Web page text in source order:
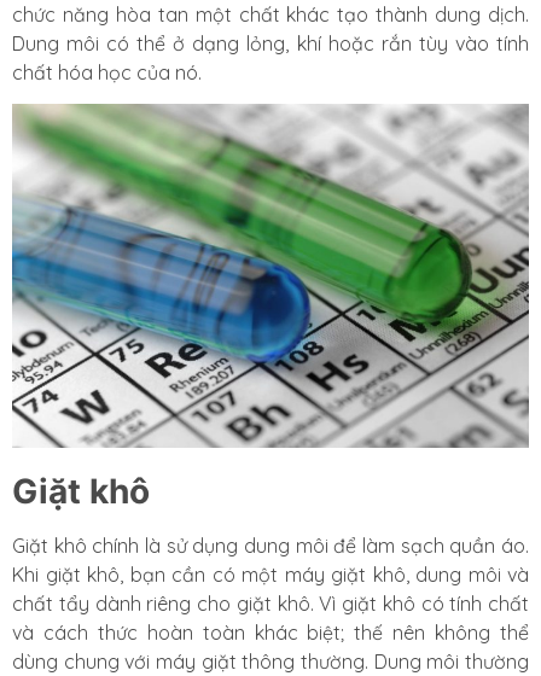
chức năng hòa tan một chất khác tạo thành dung dịch.
Dung môi có thể ở dạng lỏng, khí hoặc rắn tùy vào tính
chất hóa học của nó.
Giặt khô
Giặt khô chính là sử dụng dung môi để làm sạch quần áo.
Khi giặt khô, bạn cần có một máy giặt khô, dung môi và
chất tẩy dành riêng cho giặt khô. Vì giặt khô có tính chất
và cách thức hoàn toàn khác biệt; thế nên không thể
dùng chung với máy giặt thông thường. Dung môi thường